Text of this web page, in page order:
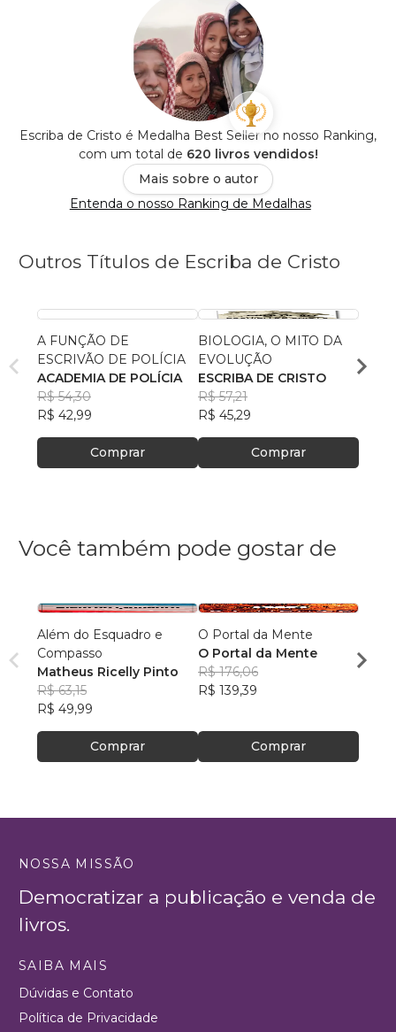
Escriba de Cristo é Medalha Best Seller no nosso Ranking,
com um total de 620 livros vendidos!
Mais sobre o autor
Entenda o nosso Ranking de Medalhas
Outros Títulos de Escriba de Cristo
A FUNÇÃO DE
ESCRIVÃO DE POLÍCIA
ACADEMIA DE POLÍCIA
R$ 54,30
R$ 42,99
Comprar
BIOLOGIA, O MITO DA
EVOLUÇÃO
ESCRIBA DE CRISTO
R$ 57,21
R$ 45,29
Comprar
Você também pode gostar de
Além do Esquadro e
Compasso
Matheus Ricelly Pinto
R$ 63,15
R$ 49,99
Comprar
O Portal da Mente
O Portal da Mente
R$ 176,06
R$ 139,39
Comprar
NOSSA MISSÃO
Democratizar a publicação e venda de
livros.
SAIBA MAIS
Dúvidas e Contato
Política de Privacidade